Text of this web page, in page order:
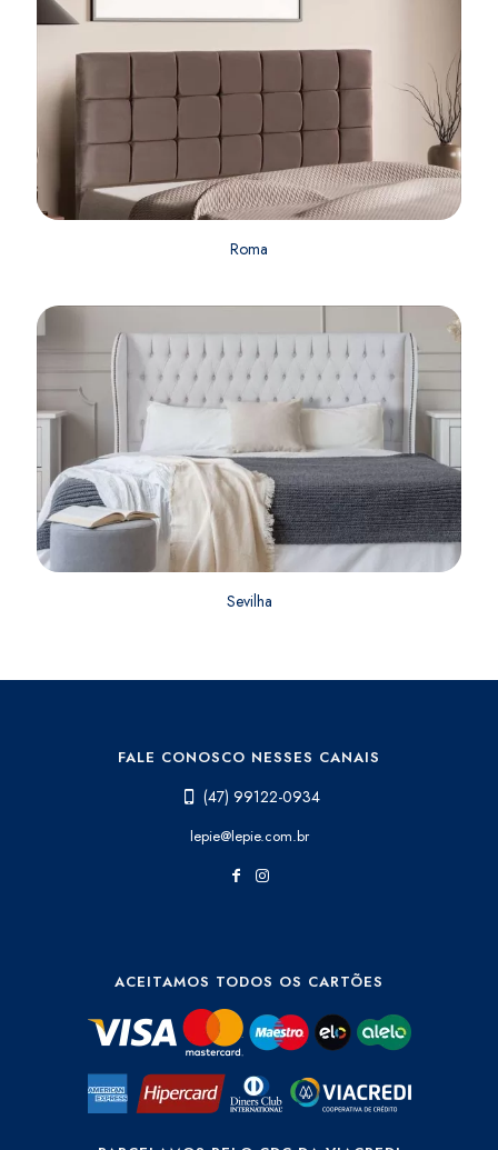
Roma
Sevilha
FALE CONOSCO NESSES CANAIS
(47) 99122-0934
lepie@lepie.com.br
ACEITAMOS TODOS OS CARTÕES